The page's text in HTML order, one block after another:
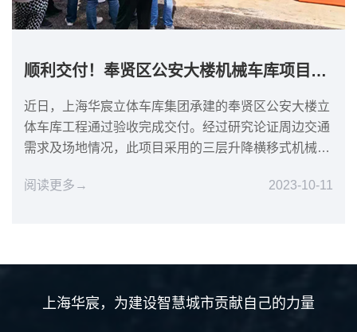
顺利交付！奉贤区公安大楼机械车库项目完成！
近日，上海华宸立体车库集团承建的奉贤区公安大楼立
体车库工程通过验收完成交付。经过研究论证周边交通
需求及场地情况，此项目采用的三层升降横移式机械车
阅读更多→
2023-10-11
上海华宸 ， 为建设智慧城市贡献自己的力量